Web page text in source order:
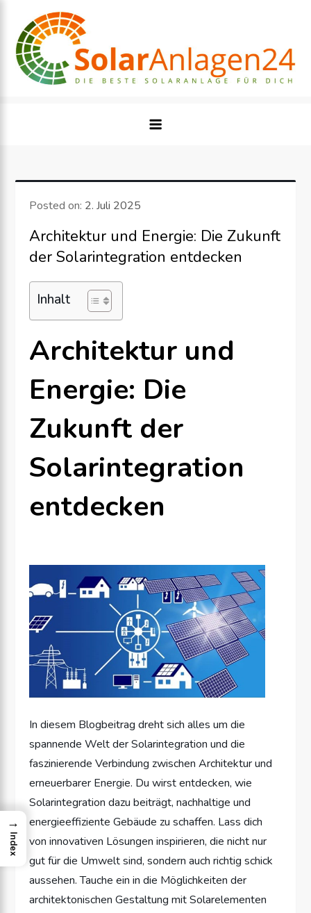
content
Posted on: 2. Juli 2025
Architektur und Energie: Die Zukunft
der Solarintegration entdecken
Inhalt
Architektur und
Energie: Die
Zukunft der
Solarintegration
entdecken
In diesem Blogbeitrag dreht sich alles um die
spannende Welt der Solarintegration und die
faszinierende Verbindung zwischen Architektur und
erneuerbarer Energie. Du wirst entdecken, wie
Solarintegration dazu beiträgt, nachhaltige und
energieeffiziente Gebäude zu schaffen. Lass dich
von innovativen Lösungen inspirieren, die nicht nur
gut für die Umwelt sind, sondern auch richtig schick
aussehen. Tauche ein in die Möglichkeiten der
architektonischen Gestaltung mit Solarelementen
→
Index